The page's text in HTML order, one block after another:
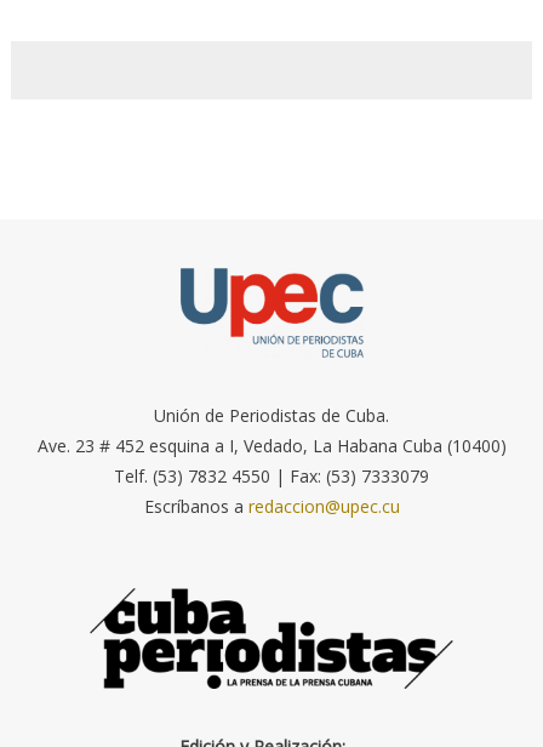
Unión de Periodistas de Cuba.
Ave. 23 # 452 esquina a I, Vedado, La Habana Cuba (10400)
Telf. (53) 7832 4550 | Fax: (53) 7333079
Escríbanos a redaccion@upec.cu